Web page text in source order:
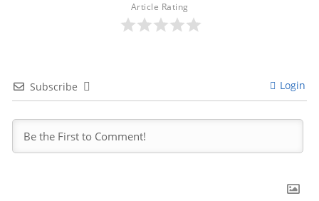
Article Rating
Subscribe Login